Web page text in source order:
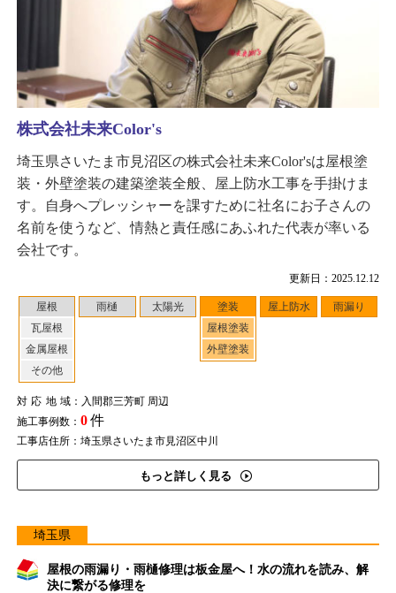
更新日：2025.12.12
屋根
瓦屋根
金属屋根
その他
雨樋 太陽光
塗装
屋根塗装
外壁塗装
屋上防水 雨漏り
対応地域：入間郡三芳町 周辺
施工事例数： 0件
工事店住所：埼玉県さいたま市見沼区中川
もっと詳しく見る
株式会社未来Color's
埼玉県さいたま市見沼区の株式会社未来Color'sは屋根塗
装・外壁塗装の建築塗装全般、屋上防水工事を手掛けま
す。自身へプレッシャーを課すために社名にお子さんの
名前を使うなど、情熱と責任感にあふれた代表が率いる
会社です。
埼玉県
屋根の雨漏り・雨樋修理は板金屋へ！水の流れを読み、解
決に繋がる修理を